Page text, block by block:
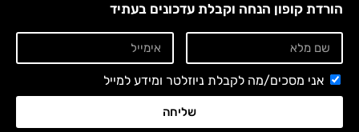
הורדת קופון הנחה וקבלת עדכונים בעתיד
אני מסכים/מה לקבלת ניוזלטר ומידע למייל
שליחה